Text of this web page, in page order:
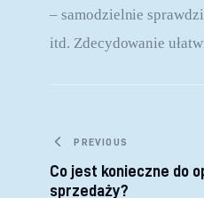
– samodzielnie
itd. Zdecydowanie
Nawigacja
PREVIOUS
Co jest konieczne do
sprzedaży?